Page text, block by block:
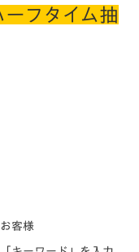
フタイム抽
客様